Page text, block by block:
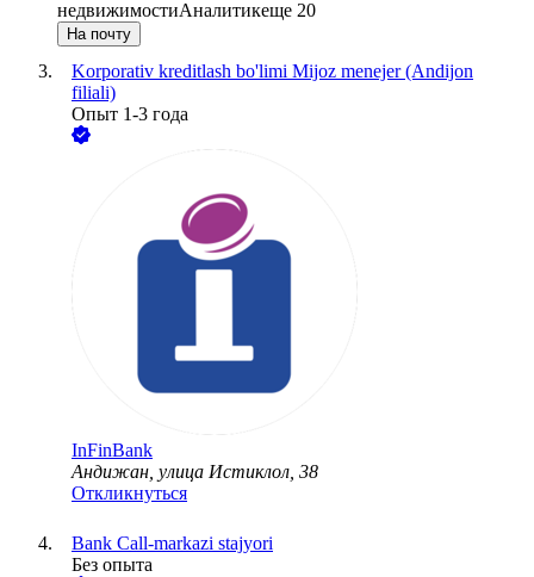
недвижимостиАналитикеще 20
На почту
Korporativ kreditlash bo'limi Mijoz menejer (Andijon
filiali)
Опыт 1-3 года
InFinBank
Андижан, улица Истиклол, 38
Откликнуться
Bank Call-markazi stajyori
Без опыта